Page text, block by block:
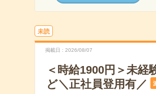
未読
掲載日 2026/08/07
＜時給1900円＞未
ど＼正社員登用有／